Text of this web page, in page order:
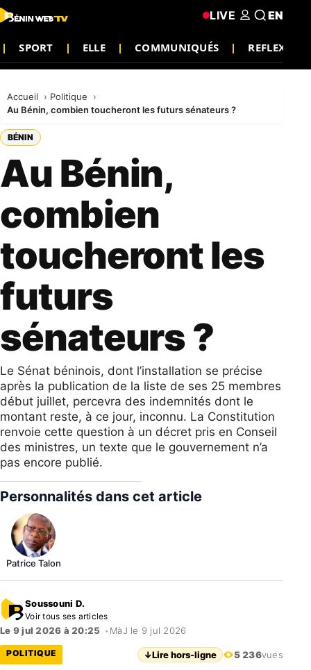
SPORT ELLE COMMUNIQUÉS REFLEXION
LIVE EN
Accueil
Politique
Au Bénin, combien toucheront les futurs sénateurs ?
BÉNIN
Au Bénin,
combien
toucheront les
futurs
sénateurs ?
Le Sénat béninois, dont l’installation se précise
après la publication de la liste de ses 25 membres
début juillet, percevra des indemnités dont le
montant reste, à ce jour, inconnu. La Constitution
renvoie cette question à un décret pris en Conseil
des ministres, un texte que le gouvernement n’a
pas encore publié.
Personnalités dans cet article
Patrice Talon
Soussouni D.
Voir tous ses articles
Le 9 jul 2026 à 20:25 • MàJ le 9 jul 2026
POLITIQUE ↓Lire hors-ligne 5 236vues